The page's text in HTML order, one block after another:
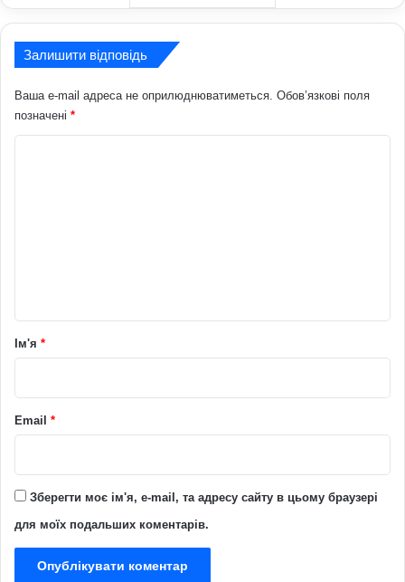
Залишити відповідь
Ваша e-mail адреса не оприлюднюватиметься. Обов’язкові поля
позначені *
рІм'я *
Email *
Зберегти моє ім'я, e-mail, та адресу сайту в цьому браузері
для моїх подальших коментарів.